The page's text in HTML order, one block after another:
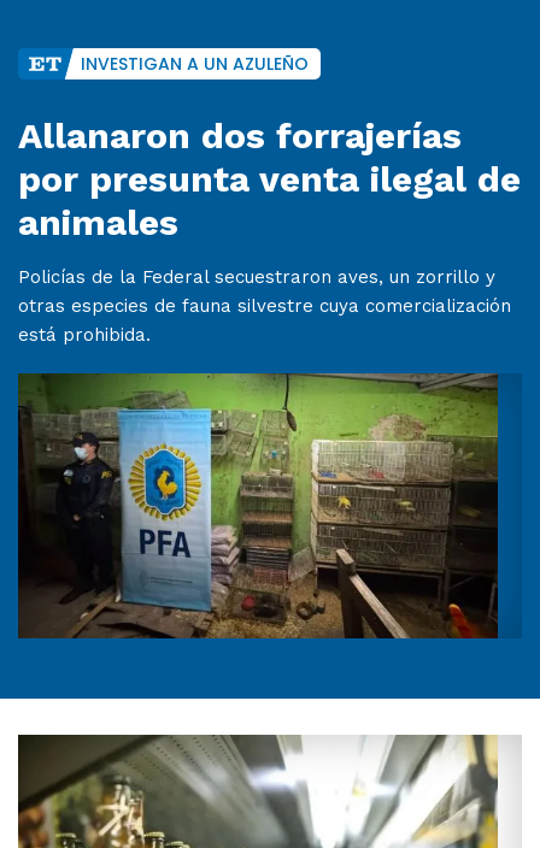
INVESTIGAN A UN AZULEÑO
Allanaron dos forrajerías
por presunta venta ilegal de
animales
Policías de la Federal secuestraron aves, un zorrillo y
otras especies de fauna silvestre cuya comercialización
está prohibida.